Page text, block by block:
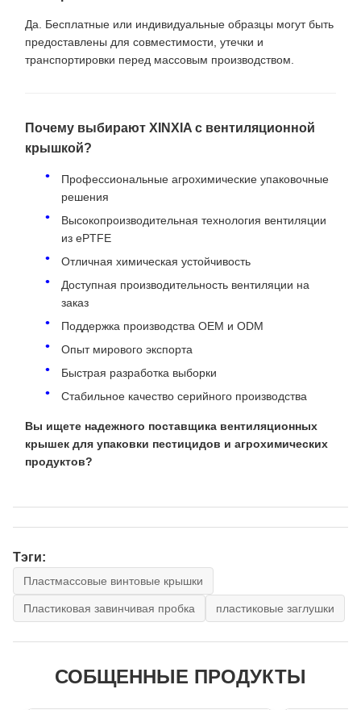
Да. Бесплатные или индивидуальные образцы могут быть
предоставлены для совместимости, утечки и
транспортировки перед массовым производством.
Почему выбирают XINXIA с вентиляционной
крышкой?
Профессиональные агрохимические упаковочные
решения
Высокопроизводительная технология вентиляции
из ePTFE
Отличная химическая устойчивость
Доступная производительность вентиляции на
заказ
Поддержка производства OEM и ODM
Опыт мирового экспорта
Быстрая разработка выборки
Стабильное качество серийного производства
Вы ищете надежного поставщика вентиляционных
крышек для упаковки пестицидов и агрохимических
продуктов?
Тэги:
Пластмассовые винтовые крышки
Пластиковая завинчивая пробка пластиковые заглушки
СОБЩЕННЫЕ ПРОДУКТЫ